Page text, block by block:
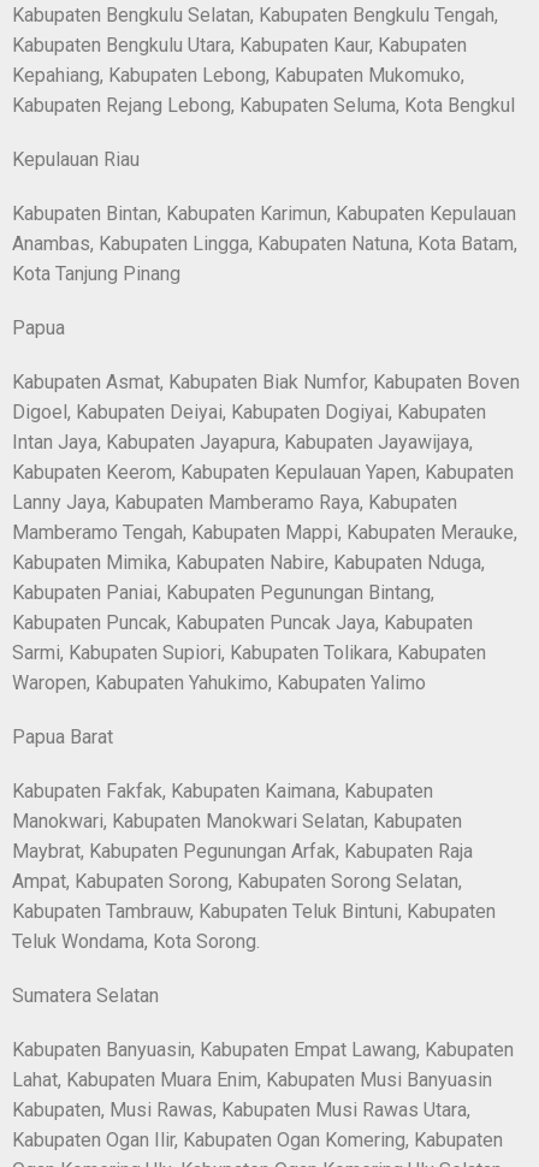
Kabupaten Bengkulu Selatan, Kabupaten Bengkulu Tengah,
Kabupaten Bengkulu Utara, Kabupaten Kaur, Kabupaten
Kepahiang, Kabupaten Lebong, Kabupaten Mukomuko,
Kabupaten Rejang Lebong, Kabupaten Seluma, Kota Bengkul
Kepulauan Riau
Kabupaten Bintan, Kabupaten Karimun, Kabupaten Kepulauan
Anambas, Kabupaten Lingga, Kabupaten Natuna, Kota Batam,
Kota Tanjung Pinang
Papua
Kabupaten Asmat, Kabupaten Biak Numfor, Kabupaten Boven
Digoel, Kabupaten Deiyai, Kabupaten Dogiyai, Kabupaten
Intan Jaya, Kabupaten Jayapura, Kabupaten Jayawijaya,
Kabupaten Keerom, Kabupaten Kepulauan Yapen, Kabupaten
Lanny Jaya, Kabupaten Mamberamo Raya, Kabupaten
Mamberamo Tengah, Kabupaten Mappi, Kabupaten Merauke,
Kabupaten Mimika, Kabupaten Nabire, Kabupaten Nduga,
Kabupaten Paniai, Kabupaten Pegunungan Bintang,
Kabupaten Puncak, Kabupaten Puncak Jaya, Kabupaten
Sarmi, Kabupaten Supiori, Kabupaten Tolikara, Kabupaten
Waropen, Kabupaten Yahukimo, Kabupaten Yalimo
Papua Barat
Kabupaten Fakfak, Kabupaten Kaimana, Kabupaten
Manokwari, Kabupaten Manokwari Selatan, Kabupaten
Maybrat, Kabupaten Pegunungan Arfak, Kabupaten Raja
Ampat, Kabupaten Sorong, Kabupaten Sorong Selatan,
Kabupaten Tambrauw, Kabupaten Teluk Bintuni, Kabupaten
Teluk Wondama, Kota Sorong.
Sumatera Selatan
Kabupaten Banyuasin, Kabupaten Empat Lawang, Kabupaten
Lahat, Kabupaten Muara Enim, Kabupaten Musi Banyuasin
Kabupaten, Musi Rawas, Kabupaten Musi Rawas Utara,
Kabupaten Ogan Ilir, Kabupaten Ogan Komering, Kabupaten